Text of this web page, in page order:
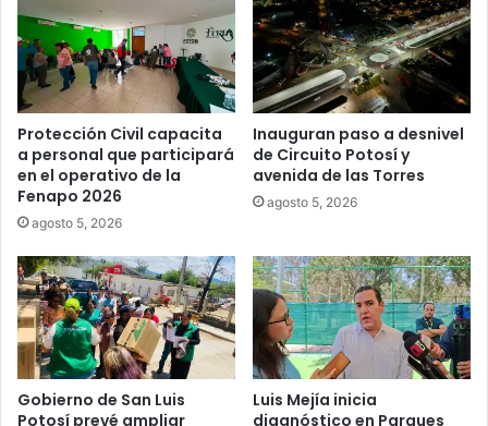
Protección Civil capacita
a personal que participará
en el operativo de la
Fenapo 2026
agosto 5, 2026
Inauguran paso a desnivel
de Circuito Potosí y
avenida de las Torres
agosto 5, 2026
Gobierno de San Luis
Potosí prevé ampliar
Luis Mejía inicia
diagnóstico en Parques